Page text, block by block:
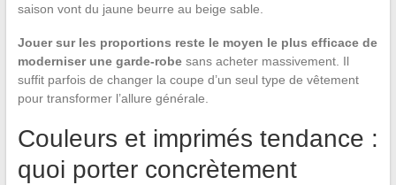
saison vont du jaune beurre au beige sable.
Jouer sur les proportions reste le moyen le plus efficace de
moderniser une garde-robesans acheter massivement. Il
suffit parfois de changer la coupe d’un seul type de vêtement
pour transformer l’allure générale.
Couleurs et imprimés tendance :
quoi porter concrètement